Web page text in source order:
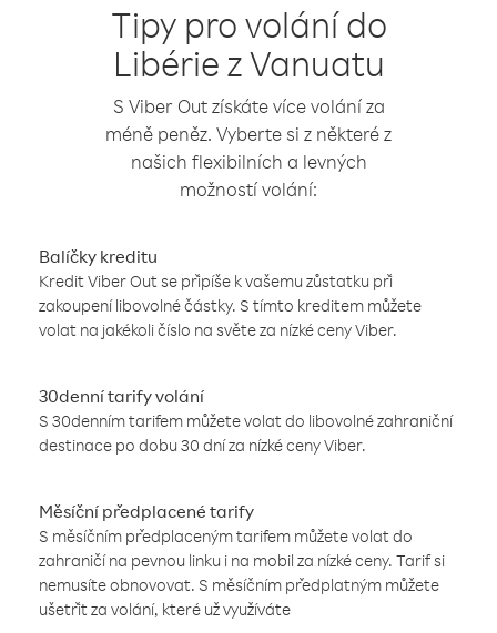
Tipy pro volání do
Libérie z Vanuatu
S Viber Out získáte více volání za
méně peněz. Vyberte si z některé z
našich flexibilních a levných
možností volání:
Balíčky kreditu
Kredit Viber Out se připíše k vašemu zůstatku při
zakoupení libovolné částky. S tímto kreditem můžete
volat na jakékoli číslo na světe za nízké ceny Viber.
30denní tarify volání
S 30denním tarifem můžete volat do libovolné zahraniční
destinace po dobu 30 dní za nízké ceny Viber.
Měsíční předplacené tarify
S měsíčním předplaceným tarifem můžete volat do
zahraničí na pevnou linku i na mobil za nízké ceny. Tarif si
nemusíte obnovovat. S měsíčním předplatným můžete
ušetřit za volání, které už využíváte